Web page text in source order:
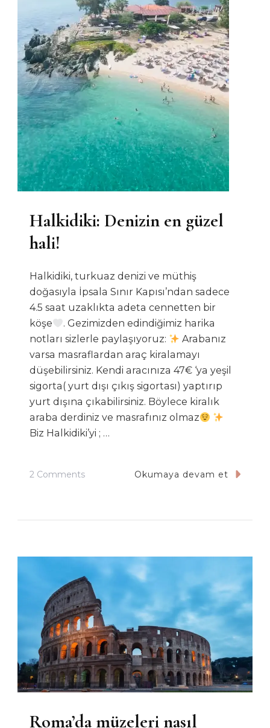
Halkidiki: Denizin en güzel
hali!
Halkidiki, turkuaz denizi ve müthiş
doğasıyla İpsala Sınır Kapısı’ndan sadece
4.5 saat uzaklıkta adeta cennetten bir
köşe
. Gezimizden edindiğimiz harika
notları sizlerle paylaşıyoruz:
Arabanız
varsa masraflardan araç kiralamayı
düşebilirsiniz. Kendi aracınıza 47€ ‘ya yeşil
sigorta( yurt dışı çıkış sigortası) yaptırıp
yurt dışına çıkabilirsiniz. Böylece kiralık
araba derdiniz ve masrafınız olmaz
Biz Halkidiki’yi ; …
2 CommentsOn
Hali!
Okumaya devam et
Roma’da müzeleri nasıl